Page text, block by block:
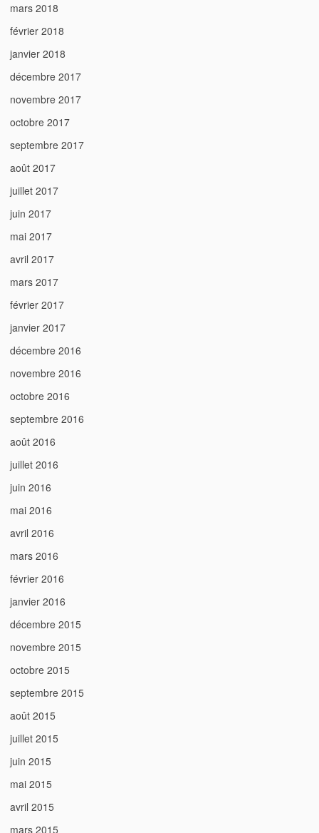
mars 2018
février 2018
janvier 2018
décembre 2017
novembre 2017
octobre 2017
septembre 2017
août 2017
juillet 2017
juin 2017
mai 2017
avril 2017
mars 2017
février 2017
janvier 2017
décembre 2016
novembre 2016
octobre 2016
septembre 2016
août 2016
juillet 2016
juin 2016
mai 2016
avril 2016
mars 2016
février 2016
janvier 2016
décembre 2015
novembre 2015
octobre 2015
septembre 2015
août 2015
juillet 2015
juin 2015
mai 2015
avril 2015
mars 2015